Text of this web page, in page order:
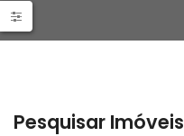
Pesquisar Imóveis